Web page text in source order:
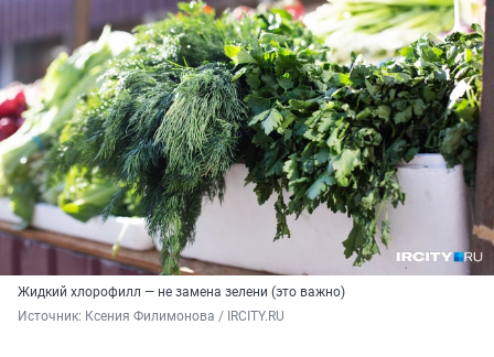
Жидкий хлорофилл — не замена зелени (это важно)
Источник: Ксения Филимонова / IRCITY.RU